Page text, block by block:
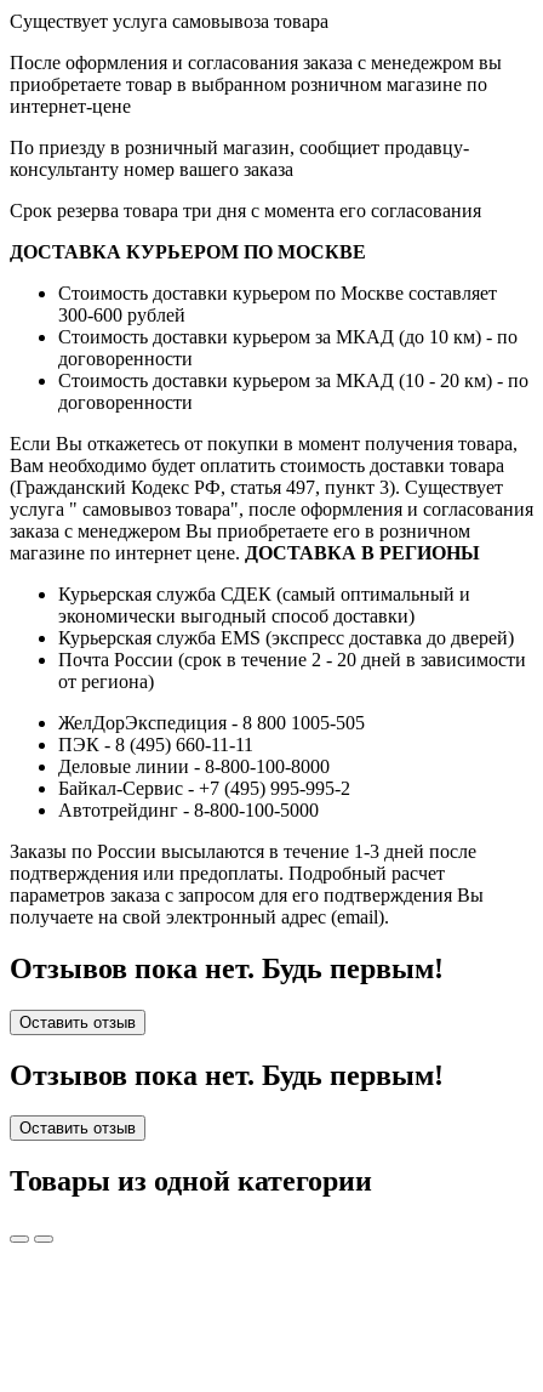
Существует услуга самовывоза товара
После оформления и согласования заказа с менедежром вы
приобретаете товар в выбранном розничном магазине по
интернет-цене
По приезду в розничный магазин, сообщиет продавцу-
консультанту номер вашего заказа
Срок резерва товара три дня с момента его согласования
ДОСТАВКА КУРЬЕРОМ ПО МОСКВЕ
Стоимость доставки курьером по Москве составляет
300-600 рублей
Стоимость доставки курьером за МКАД (до 10 км) - по
договоренности
Стоимость доставки курьером за МКАД (10 - 20 км) - по
договоренности
Если Вы откажетесь от покупки в момент получения товара,
Вам необходимо будет оплатить стоимость доставки товара
(Гражданский Кодекс РФ, статья 497, пункт 3). Существует
услуга " самовывоз товара", после оформления и согласования
заказа с менеджером Вы приобретаете его в розничном
магазине по интернет цене. ДОСТАВКА В РЕГИОНЫ
Курьерская служба СДЕК (самый оптимальный и
экономически выгодный способ доставки)
Курьерская служба EMS (экспресс доставка до дверей)
Почта России (срок в течение 2 - 20 дней в зависимости
от региона)
ЖелДорЭкспедиция - 8 800 1005-505
ПЭК - 8 (495) 660-11-11
Деловые линии - 8-800-100-8000
Байкал-Сервис - +7 (495) 995-995-2
Автотрейдинг - 8-800-100-5000
Заказы по России высылаются в течение 1-3 дней после
подтверждения или предоплаты. Подробный расчет
параметров заказа с запросом для его подтверждения Вы
получаете на свой электронный адрес (email).
Отзывов пока нет. Будь первым!
Оставить отзыв
Отзывов пока нет. Будь первым!
Оставить отзыв
Товары из одной категории